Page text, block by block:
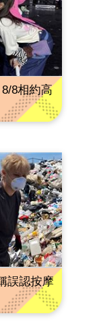
8相約高
誤認按摩